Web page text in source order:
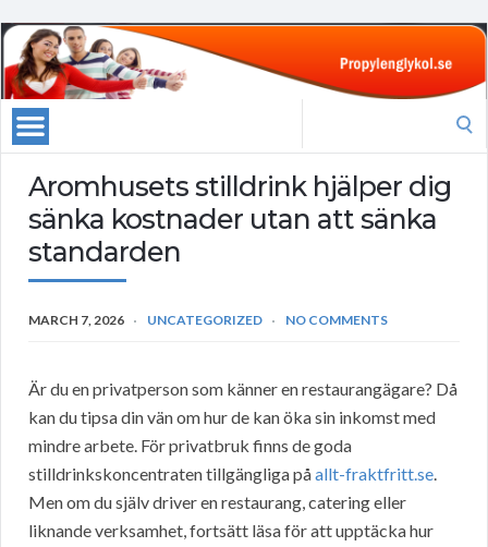
Aromhusets stilldrink hjälper dig
sänka kostnader utan att sänka
standarden
MARCH 7, 2026 UNCATEGORIZED NO COMMENTS
Är du en privatperson som känner en restaurangägare? Då
kan du tipsa din vän om hur de kan öka sin inkomst med
mindre arbete. För privatbruk finns de goda
stilldrinkskoncentraten tillgängliga påallt-fraktfritt.se.
Men om du själv driver en restaurang, catering eller
liknande verksamhet, fortsätt läsa för att upptäcka hur